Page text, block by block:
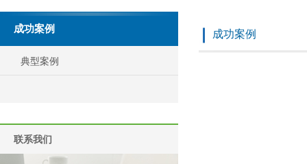
成功案例
典型案例
联系我们
成功案例